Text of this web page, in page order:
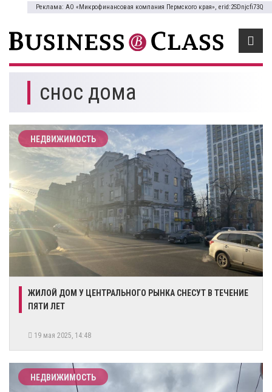
Реклама: АО «Микрофинансовая компания Пермского края», erid:2SDnjcfi73Q
снос дома
НЕДВИЖИМОСТЬ
ЖИЛОЙ ДОМ У ЦЕНТРАЛЬНОГО РЫНКА СНЕСУТ В ТЕЧЕНИЕ
ПЯТИ ЛЕТ
19 мая 2025, 14:48
НЕДВИЖИМОСТЬ